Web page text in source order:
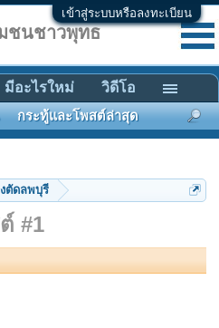
เข้าสู่ระบบหรือลงทะเบียน
ตัดลพบุรี
#1
ชนชาวพุทธ
กระทู้และโพสต์ล่าสุด
มีอะไรใหม่ วิดีโอ